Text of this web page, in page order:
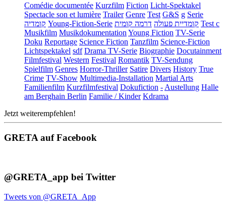
Comédie documentée Kurzfilm Fiction Licht-Spektakel
Spectacle son et lumière Trailer Genre Test G&S g Serie
קומדיה Young-Fiction-Serie קומדיית פעולה דרמה קומית
Test c
Musikfilm Musikdokumentation Young Fiction TV-Serie
Doku Reportage Science Fiction Tanzfilm Science-Fiction
Lichtspektakel sdf Drama TV-Serie Biographie Docutainment
Filmfestival Western Festival Romantik TV-Sendung
Spielfilm Genres Horror-Thriller Satire Divers History True
Crime TV-Show Multimedia-Installation Martial Arts
Familienfilm Kurzfilmfestival Dokufiction - Austellung Halle
am Berghain Berlin Familie / Kinder Kdrama
Jetzt weiterempfehlen!
GRETA auf Facebook
@GRETA_app bei Twitter
Tweets von @GRETA_App